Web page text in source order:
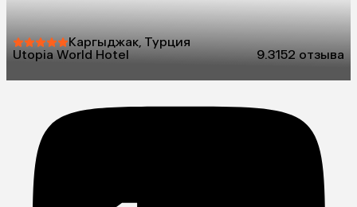
Каргыджак, Турция
Utopia World Hotel
9.3152 отзыва